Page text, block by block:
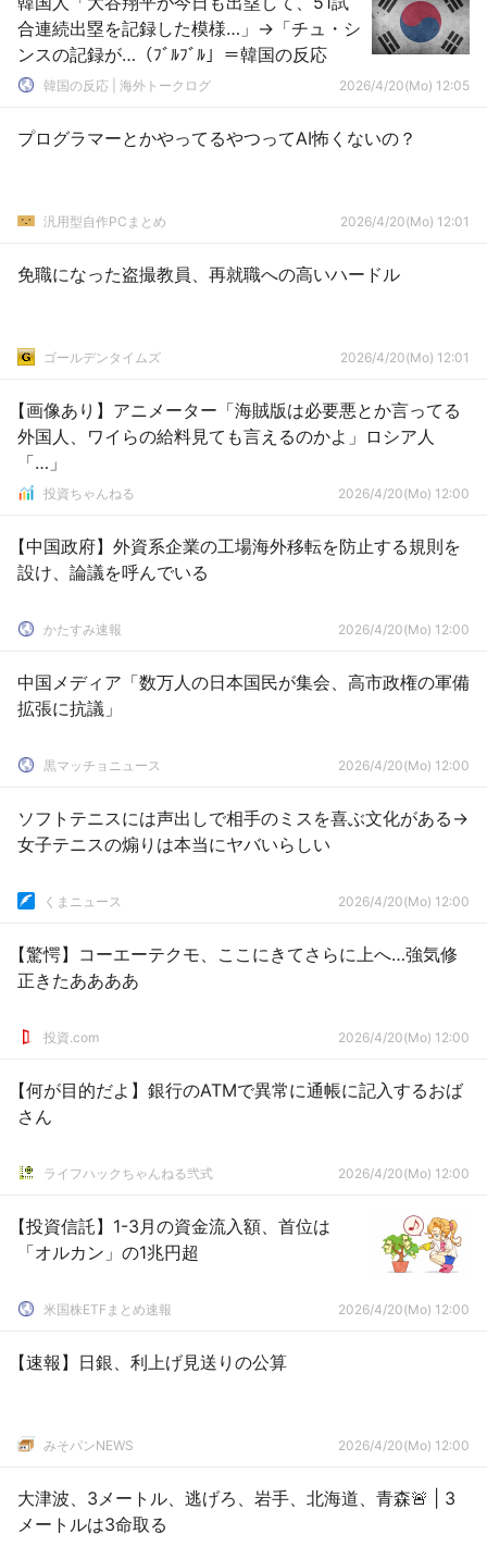
合連続出塁を記録した模様…」→「チュ・シ
ンスの記録が…（ﾌﾞﾙﾌﾞﾙ」＝韓国の反応
韓国の反応 | 海外トークログ 2026/4/20(Mo) 12:05
プログラマーとかやってるやつってAI怖くないの？
汎用型自作PCまとめ 2026/4/20(Mo) 12:01
免職になった盗撮教員、再就職への高いハードル
ゴールデンタイムズ 2026/4/20(Mo) 12:01
【画像あり】アニメーター「海賊版は必要悪とか言ってる
外国人、ワイらの給料見ても言えるのかよ」ロシア人
「…」
投資ちゃんねる 2026/4/20(Mo) 12:00
【中国政府】外資系企業の工場海外移転を防止する規則を
設け、論議を呼んでいる
かたすみ速報 2026/4/20(Mo) 12:00
中国メディア「数万人の日本国民が集会、高市政権の軍備
拡張に抗議」
黒マッチョニュース 2026/4/20(Mo) 12:00
ソフトテニスには声出しで相手のミスを喜ぶ文化がある→
女子テニスの煽りは本当にヤバいらしい
くまニュース 2026/4/20(Mo) 12:00
【驚愕】コーエーテクモ、ここにきてさらに上へ…強気修
正きたああああ
投資.com 2026/4/20(Mo) 12:00
【何が目的だよ】銀行のATMで異常に通帳に記入するおば
さん
ライフハックちゃんねる弐式 2026/4/20(Mo) 12:00
【投資信託】1-3月の資金流入額、首位は
「オルカン」の1兆円超
米国株ETFまとめ速報 2026/4/20(Mo) 12:00
【速報】日銀、利上げ見送りの公算
みそパンNEWS 2026/4/20(Mo) 12:00
大津波、3メートル、逃げろ、岩手、北海道、青森🚨 | 3
メートルは3命取る